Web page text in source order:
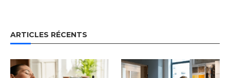
ARTICLES RÉCENTS